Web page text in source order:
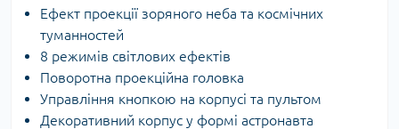
Ефект проекції зоряного неба та космічних
туманностей
8 режимів світлових ефектів
Поворотна проекційна головка
Управління кнопкою на корпусі та пультом
Декоративний корпус у формі астронавта